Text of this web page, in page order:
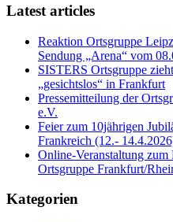
Latest articles
Reaktion Ortsgruppe
Sendung „Arena“ vom
SISTERS Ortsgruppe
„gesichtslos“ in Frankfurt
Pressemitteilung der
e.V.
Feier zum 10jährigen
Frankreich (12.-
Online-Veranstaltung
Ortsgruppe Frankfurt/
Kategorien